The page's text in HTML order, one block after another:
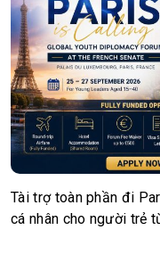
Tài trợ toàn phần đi
cá nhân cho người trẻ